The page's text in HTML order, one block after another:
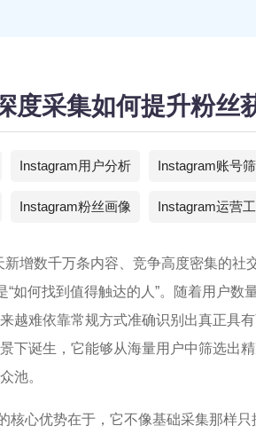
度采集如何提升粉丝
Instagram用户分析 Instagram账号
Instagram粉丝画像 Instagram运营
新增数千万条内容、竞争高度密集的社
“如何找到值得触达的人”。随着用户
越难依靠常规方式准确识别出真正具
下诞生，它能够从海量用户中筛选出
池。
核心优势在于，它不像基础采集那样